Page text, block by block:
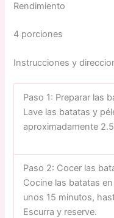
Rendimiento
4 porciones
Instrucciones y
Paso 1: Preparar las
Lave las batatas y
aproximadamente
Paso 2: Cocer las
Cocine las batatas
unos 15 minutos,
Escurra y reserve.